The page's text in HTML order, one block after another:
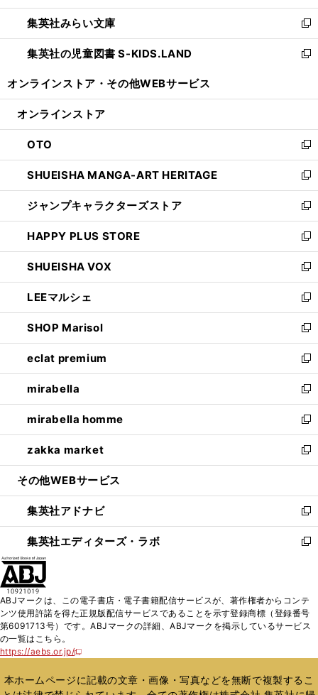
開
く
ウ
で
開
く
ン
ド
ウ
で
ウ
ィ
ン
ド
開
集英社みらい文庫
新
し
い
ン
ウ
で
開
く
集英社の児童図書 S-KIDS.LAND
新
ウ
ン
ド
ウ
で
開
く
オンラインストア・ その他WEBサービス
オンラインストア
OTO
新
し
い
ウ
ィ
ン
ド
ウ
で
開
く
SHUEISHA MANGA-ART HERITAGE
新
し
い
ウ
ィ
ン
ド
ウ
で
開
く
ジャンプキャラクターズストア
新
し
い
ウ
ィ
ン
ド
ウ
で
開
く
HAPPY PLUS STORE
新
し
い
ウ
ィ
ン
ド
ウ
で
開
く
SHUEISHA VOX
新
し
い
ウ
ィ
ン
ド
ウ
で
開
く
LEEマルシェ
新
し
い
ウ
ィ
ン
ド
ウ
で
開
く
SHOP Marisol
新
し
い
ウ
ィ
ン
ド
ウ
で
開
eclat premium
新
し
い
ウ
ィ
ン
ド
ウ
開
く
mirabella
新
し
い
ウ
ィ
ン
ウ
で
開
く
mirabella homme
新
し
い
ウ
ン
ド
ウ
で
zakka market
新
し
ウ
ィ
ン
ド
く
その他WEBサービス
集英社アドナビ
新
し
い
ド
ウ
で
集英社エディターズ・ラボ
新
ィ
ン
ド
開
ABJマークは、この電子書店・電子書籍配信サービスが、著作権者からコンテ
ンツ使用許諾を得た正規版配信サービスであることを示す登録商標（登録番号
第6091713号）です。ABJマークの詳細、ABJマークを掲示しているサービス
の一覧はこちら。
https://aebs.or.jp/
新
い
ウ
本ホームページに記載の文章・画像・写真などを無断で複製するこ